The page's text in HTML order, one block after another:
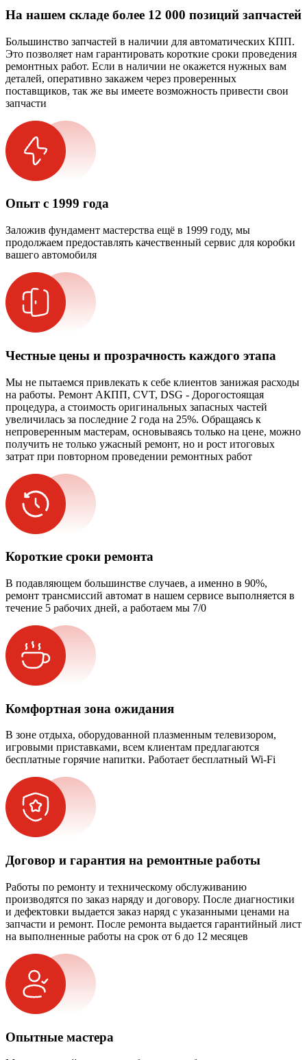
На нашем складе более 12 000 позиций запчастей
Большинство запчастей в наличии для автоматических КПП.
Это позволяет нам гарантировать короткие сроки проведения
ремонтных работ. Если в наличии не окажется нужных вам
деталей, оперативно закажем через проверенных
поставщиков, так же вы имеете возможность привести свои
запчасти
Опыт с 1999 года
Заложив фундамент мастерства ещё в 1999 году, мы
продолжаем предоставлять качественный сервис для коробки
вашего автомобиля
Честные цены и прозрачность каждого этапа
Мы не пытаемся привлекать к себе клиентов занижая расходы
на работы. Ремонт АКПП, CVT, DSG - Дорогостоящая
процедура, а стоимость оригинальных запасных частей
увеличилась за последние 2 года на 25%. Обращаясь к
непроверенным мастерам, основываясь только на цене, можно
получить не только ужасный ремонт, но и рост итоговых
затрат при повторном проведении ремонтных работ
Короткие сроки ремонта
В подавляющем большинстве случаев, а именно в 90%,
ремонт трансмиссий автомат в нашем сервисе выполняется в
течение 5 рабочих дней, а работаем мы 7/0
Комфортная зона ожидания
В зоне отдыха, оборудованной плазменным телевизором,
игровыми приставками, всем клиентам предлагаются
бесплатные горячие напитки. Работает бесплатный Wi-Fi
Договор и гарантия на ремонтные работы
Работы по ремонту и техническому обслуживанию
производятся по заказ наряду и договору. После диагностики
и дефектовки выдается заказ наряд с указанными ценами на
запчасти и ремонт. После ремонта выдается гарантийный лист
на выполненные работы на срок от 6 до 12 месяцев
Опытные мастера